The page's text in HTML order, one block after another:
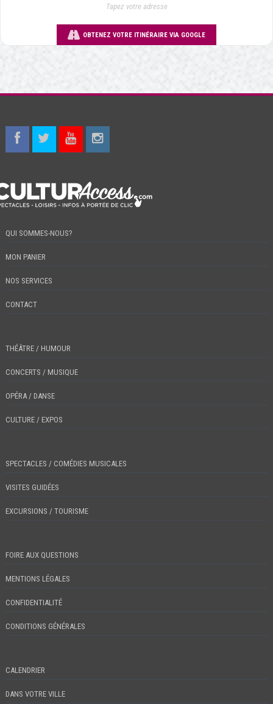
OBTENEZ VOTRE ITINÉRAIRE VIA GOOGLE
QUI SOMMES-NOUS?
MON PANIER
NOS SERVICES
CONTACT
THÉÂTRE / HUMOUR
CONCERTS / MUSIQUE
OPÉRA / DANSE
CULTURE / EXPOS
SPECTACLES / COMÉDIES MUSICALES
VISITES GUIDÉES
EXCURSIONS / TOURISME
FOIRE AUX QUESTIONS
MENTIONS LÉGALES
CONFIDENTIALITÉ
CONDITIONS GÉNÉRALES
CALENDRIER
DANS VOTRE VILLE